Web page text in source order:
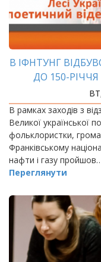
В ІФНТУНГ
ДО 150-
В рамках заходів з
Великої української
фольклористки,
Франківському
нафти і газу
Переглянути